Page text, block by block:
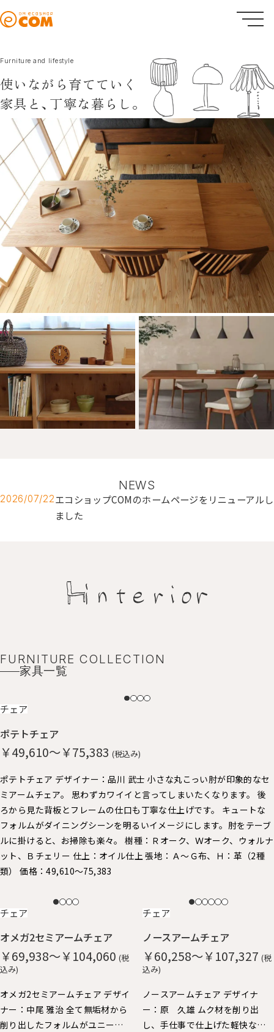
Furniture and lifestyle
使いながら育てていく
家具と、丁寧な暮らし。
NEWS
2026/07/22エコショップCOMのホームページをリニューアルし
ました
FURNITURE COLLECTION
家具一覧
NEW
チェア
ポテトチェア
￥49,610～￥75,383 (税込み)
ポテトチェア デザイナー：品川 武士 小さな丸こっい肘が印象的なセ
ミアームチェア。 思わずカワイイと言ってしまいたくなります。 後
ろから見た背板とフレームの仕口も丁寧な仕上げです。 キュートな
フォルムがダイニングシーンを明るいイメージにします。 ​肘をテーブ
ルに掛けると、お掃除も楽々。 樹種：Ｒオーク、Ｗオーク、ウォルナ
ット、Ｂチェリー 仕上：オイル仕上 張地：Ａ～Ｇ布、Ｈ：革（2種
類） 価格：49,610～75,383
NEW
チェア
オメガ2セミアームチェア
￥69,938～￥104,060 (税
込み)
オメガ2セミアームチェア デザイ
ナー：中尾 雅治 全て無垢材から
削り出したフォルムがユニーク
NEW
チェア
ノースアームチェア
￥60,258～￥107,327 (税
込み)
ノースアームチェア デザイナ
ー：原 久雄 ムク材を削り出
し、手仕事で仕上げた軽快なイ